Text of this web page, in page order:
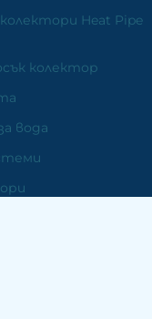
Heat Pipe
колектор
вода